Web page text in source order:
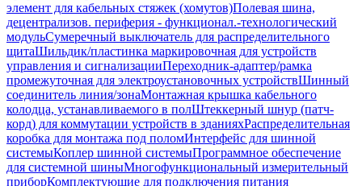
элемент для кабельных стяжек (хомутов)Полевая шина,
децентрализов. периферия - функционал.-технологический
модульСумеречный выключатель для распределительного
щитаШильдик/пластинка маркировочная для устройств
управления и сигнализацииПереходник-адаптер/рамка
промежуточная для электроустановочных устройствШинный
соединитель линия/зонаМонтажная крышка кабельного
колодца, устанавливаемого в полШтеккерный шнур (патч-
корд) для коммутации устройств в зданияхРаспределительная
коробка для монтажа под поломИнтерфейс для шинной
системыКоплер шинной системыПрограммное обеспечение
для системной шиныМногофункциональный измерительный
приборКомплектующие для подключения питания